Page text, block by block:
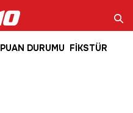
PUAN DURUMU FİKSTÜRAra